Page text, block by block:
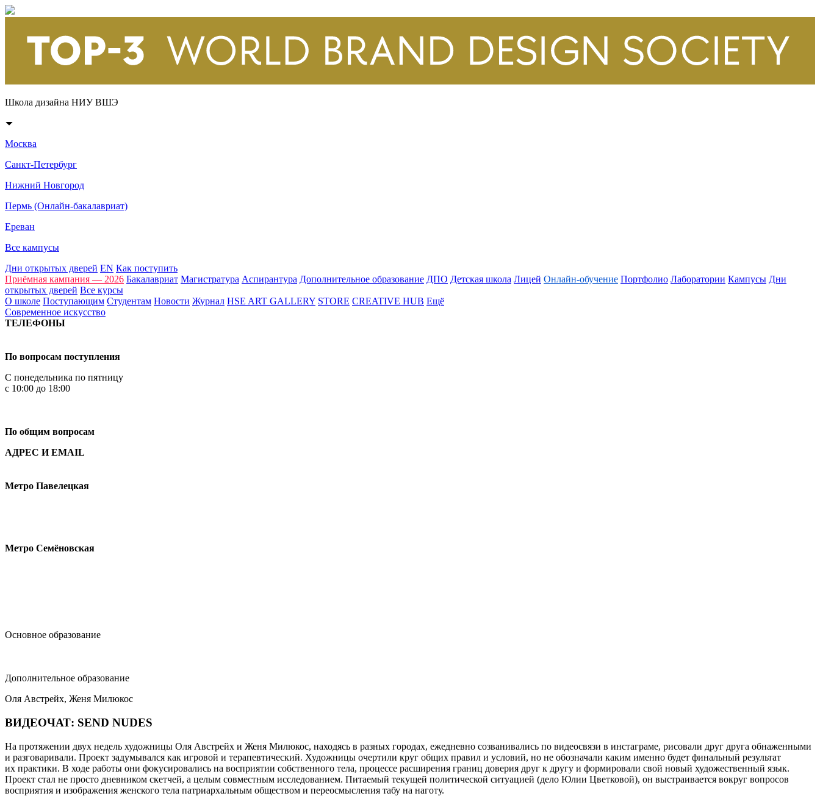
Школа дизайна НИУ ВШЭ
Москва
Санкт-Петербург
Нижний Новгород
Пермь (Онлайн-бакалавриат)
Ереван
Все кампусы
Дни открытых дверей EN Как поступить
Приёмная кампания — 2026 Бакалавриат Магистратура Аспирантура Дополнительное образование ДПО Детская школа Лицей Онлайн-обучение Портфолио Лаборатории Кампусы Дни
открытых дверей Все курсы
О школе Поступающим Студентам Новости Журнал HSE ART GALLERY STORE CREATIVE HUB Ещё
Современное искусство
ТЕЛЕФОНЫ
По вопросам поступления
С понедельника по пятницу
с 10:00 до 18:00
По общим вопросам
АДРЕС И EMAIL
Метро Павелецкая
Метро Семёновская
Основное образование
Дополнительное образование
Оля Австрейх, Женя Милюкос
ВИДЕОЧАТ: SEND NUDES
На протяжении двух недель художницы Оля Австрейх и Женя Милюкос, находясь в разных городах, ежедневно созванивались по видеосвязи в инстаграме, рисовали друг друга обнаженными
и разговаривали. Проект задумывался как игровой и терапевтический. Художницы очертили круг общих правил и условий, но не обозначали каким именно будет финальный результат
их практики. В ходе работы они фокусировались на восприятии собственного тела, процессе расширения границ доверия друг к другу и формировали свой новый художественный язык.
Проект стал не просто дневником скетчей, а целым совместным исследованием. Питаемый текущей политической ситуацией (дело Юлии Цветковой), он выстраивается вокруг вопросов
восприятия и изображения женского тела патриархальным обществом и переосмысления табу на наготу.